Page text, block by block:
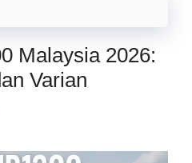
Malaysia 2026:
Varian